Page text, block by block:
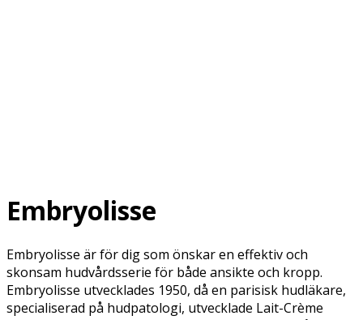
Embryolisse
Embryolisse är för dig som önskar en effektiv och
skonsam hudvårdsserie för både ansikte och kropp.
Embryolisse utvecklades 1950, då en parisisk hudläkare,
specialiserad på hudpatologi, utvecklade Lait-Crème